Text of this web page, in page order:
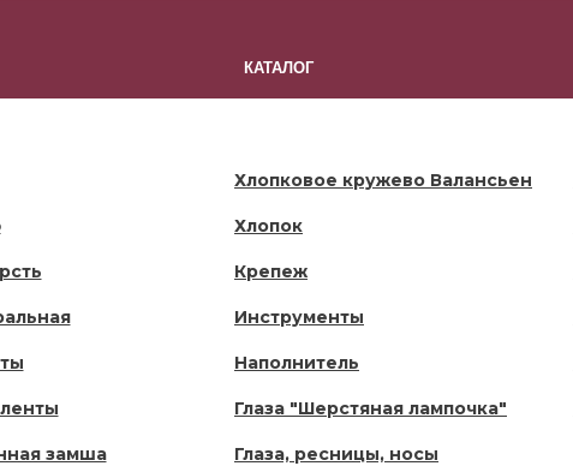
корзина пуста!
КАТАЛОГ
замша
Хлопковое кружево Валансьен
Хлопок
Крепеж
Инструменты
Наполнитель
Глаза "Шерстяная лампочка"
Глаза, ресницы, носы